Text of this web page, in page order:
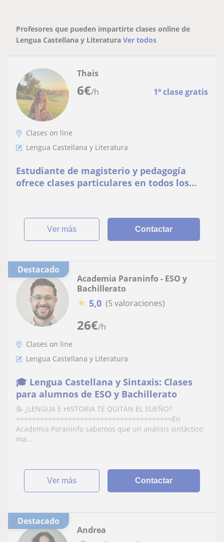
Profesores que pueden impartirte clases online de
Lengua Castellana y Literatura Ver todos
6€/h 1ª clase gratis
Thais
Clases on line
Lengua Castellana y Literatura
Estudiante de magisterio y pedagogía
ofrece clases particulares en todos los
ver más Contactar
Destacado
26€/h
Academia Paraninfo - ESO y
Bachillerato
★ 5,0 (5 valoraciones)
Clases on line
Lengua Castellana y Literatura
🎓 Lengua Castellana y Sintaxis: Clases
para alumnos de ESO y Bachillerato
📝 ¿LENGUA E HISTORIA TE QUITAN EL SUEÑO?
=======================================En
Academia Paraninfo sabemos que un análisis sintáctico
ma...
ver más Contactar
Destacado
Andrea